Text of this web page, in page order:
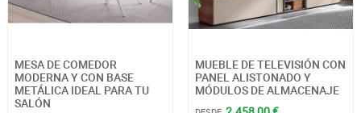
MESA DE COMEDOR
MODERNA Y CON BASE
METÁLICA IDEAL PARA TU
SALÓN
MUEBLE DE TELEVISIÓN CON
PANEL ALISTONADO Y
MÓDULOS DE ALMACENAJE